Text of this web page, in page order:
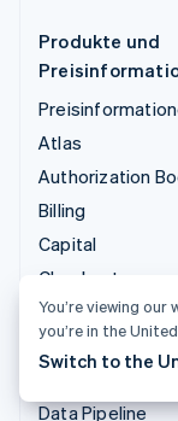
Produkte und
Atlas
Authorization
Billing
Capital
Checkout
Climate
Connect
Data Pipeline
You’re viewing
you’re in the
Switch to the